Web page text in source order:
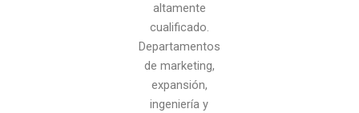
altamente
cualificado.
Departamentos
de marketing,
expansión,
ingeniería y